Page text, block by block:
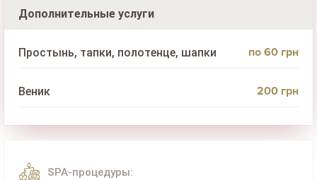
Дополнительные услуги
Простынь, тапки, полотенце, шапки по 60 грн
Веник 200 грн
SPA-процедуры: